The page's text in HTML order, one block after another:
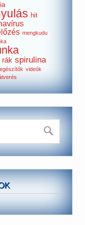
hit
mengkudu
rák spirulina
videók